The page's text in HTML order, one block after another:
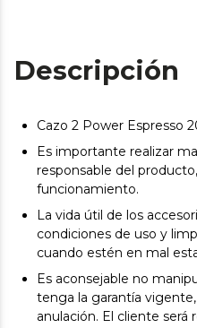
Descripción
Cazo 2 Power Espresso
Es importante realizar
responsable del
funcionamiento.
La vida útil de los
condiciones de uso y
cuando estén en mal
Es aconsejable no
tenga la garantía
anulación. El cliente será